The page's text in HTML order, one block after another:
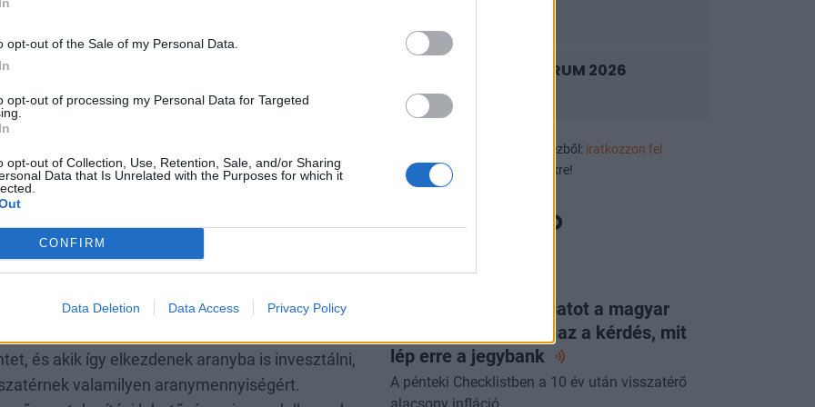
opt-out of the Sale of my Personal Data.
opt-out of processing my Personal Data for Targeted
opt-out of Collection, Use, Retention, Sale, and/or Sharing
Data that Is Unrelated with the Purposes for which it
CONFIRM
Data Deletion Data Access Privacy Policy
alá, mint amikor a vásárló egy 10
és egy esetleges értékesítéskor csak
formátum rugalmasabb döntést tesz
jelent, hiszen a befektetők eladáskor is az
is lehet, tehát észszerű havonta, fél évente
azok is kedvelik a kisebb címleteket,
is előfordul, hogy nem egyben kérik
pénze, azt ötször 10 grammban kéri,
az igényeihez is igazodik, akik rendszeres
hogy azok közül, akiknek a
és akik így elkezdenek aranyba is invesztálni,
valamilyen aranymennyiségért.
PRIVATE HEALTH FORUM 2026
2026. szeptember 10.
Hírek, eseményajánlók első kézből: iratkozzon fel
exkluzív rendezvényértesítőnkre!
Rég látott ilyen jó adatot a magyar
gazdaság: már csak az a kérdés, mit
lép erre a jegybank
A pénteki Checklistben a 10 év után visszatérő